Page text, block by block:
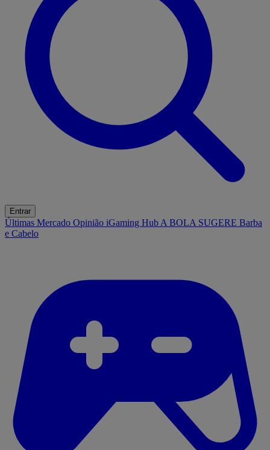
Entrar
Últimas Mercado Opinião iGaming Hub A BOLA SUGERE Barba
e Cabelo